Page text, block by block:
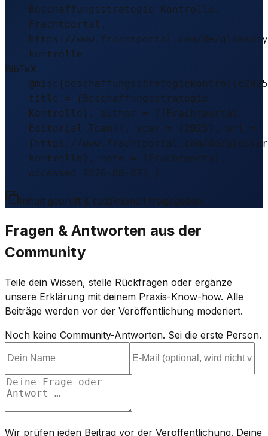
Beschaffungsstrategie Kontrolle.
Frachtportal.
https://www.frachtportal.com/de/
kontrolle
BibTeX
title = {Beschaffungsstrategie
Kontrolle}, author = {{Frachtportal
Editorial Team}}, year = {2025}, url =
{https://www.frachtportal.com/de/
kontrolle}, note = {Frachtportal,
accessed 2026-08-07} }
Inhalt geprüft & redaktionell freigegeben.
Fragen & Antworten aus der
Community
Teile dein Wissen, stelle Rückfragen oder ergänze
unsere Erklärung mit deinem Praxis-Know-how. Alle
Beiträge werden vor der Veröffentlichung moderiert.
Noch keine Community-Antworten. Sei die erste Person.
Wir prüfen jeden Beitrag vor der Veröffentlichung. Deine